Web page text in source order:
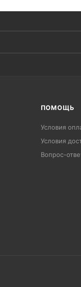
ПОМОЩЬ
Условия
Условия
Вопрос-